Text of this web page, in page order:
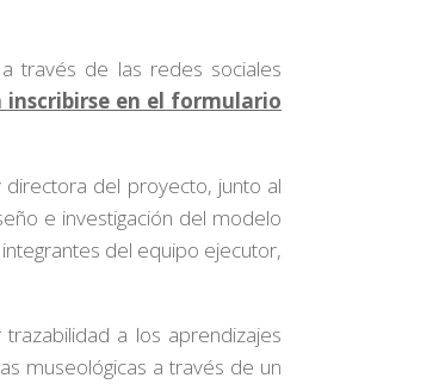
través de las redes sociales
inscribirse en el formulario
del proyecto, junto al
e investigación del modelo
del equipo ejecutor,
a los aprendizajes
museológicas a través de un